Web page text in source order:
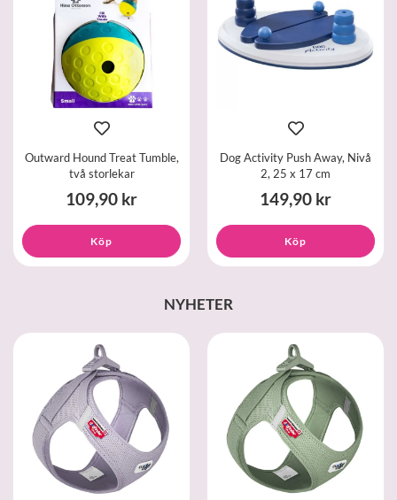
Outward Hound Treat Tumble,
två storlekar
109,90 kr
Köp
Dog Activity Push Away, Nivå
2, 25 x 17 cm
149,90 kr
Köp
NYHETER